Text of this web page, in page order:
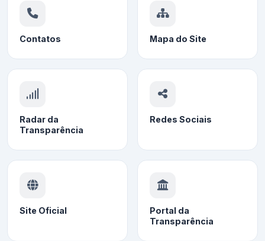
Contatos Mapa do Site
Radar da
Transparência
Redes Sociais
Site Oficial
Portal da
Transparência